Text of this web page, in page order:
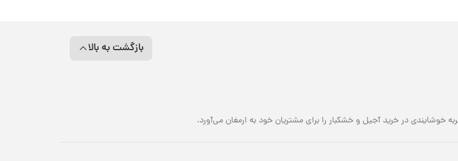
بازگشت به بالا
خوشایندی در خرید آجیل و خشکبار را برای مشتریان خود به ارمغان می‌آورد.